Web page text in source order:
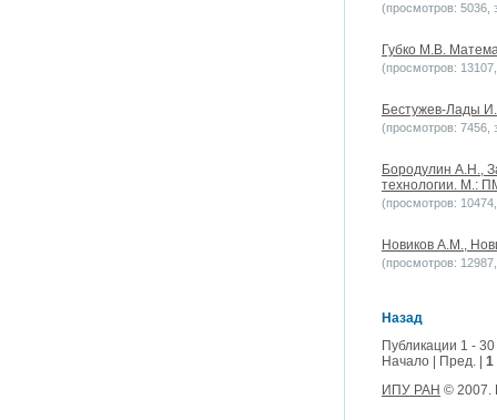
(просмотров: 5036,
Губко М.В.
(просмотров:
Бестужев-Лады
(просмотров: 7456,
Бородулин А.Н.,
технологии. М.:
(просмотров:
Новиков А.М.,
(просмотров:
Назад
Публикации 1 -
Начало | Пред. | 1
ИПУ РАН © 2007.